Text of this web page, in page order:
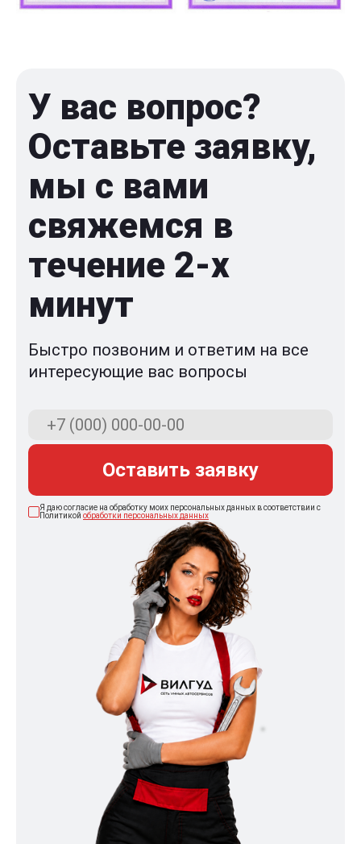
У вас вопрос?
Оставьте заявку,
мы с вами
свяжемся в
течение 2-x
минут
Быстро позвоним и ответим на все
интересующие вас вопросы
Оставить заявку
Я даю согласие на обработку моих персональных данных в соответствии с
Политикой обработки персональных данных